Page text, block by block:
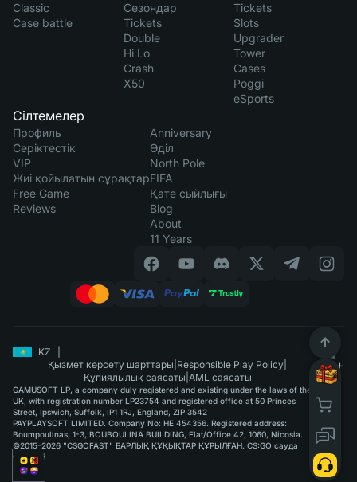
Classic
Case battle
Сезондар
Tickets
Double
Hi Lo
Crash
X50
Tickets
Slots
Upgrader
Tower
Cases
Poggi
eSports
Сілтемелер
Профиль
Серіктестік
VIP
Жиі қойылатын сұрақтар
Free Game
Reviews
Anniversary
Әділ
North Pole
FIFA
Қате сыйлығы
Blog
About
11 Years
KZ
Қызмет көрсету шарттары Responsible Play Policy
Құпиялылық саясаты AML саясаты
GAMUSOFT LP, a company duly registered and existing under the laws of the
UK, with registration number LP23754 and registered office at 50 Princes
Street, Ipswich, Suffolk, IP1 1RJ, England, ZIP 3542
PAYPLAYSOFT LIMITED. Company No: HE 454356. Registered address:
Boumpoulinas, 1-3, BOUBOULINA BUILDING, Flat/Office 42, 1060, Nicosia.
©2015-2026 "CSGOFAST" БАРЛЫҚ ҚҰҚЫҚТАР ҚҰРЫЛҒАН. CS:GO сауда
қызметі